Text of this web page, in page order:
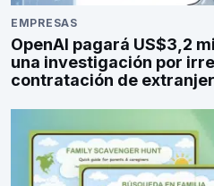
EMPRESAS
OpenAI pagará US$3,2
una investigación por
contratación de